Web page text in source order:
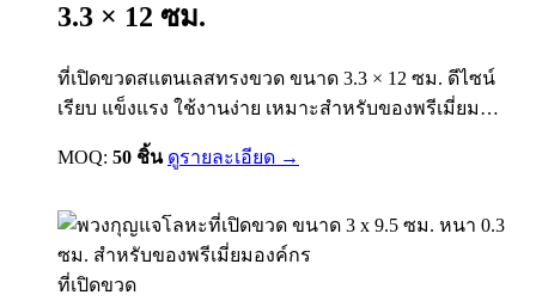
3.3 × 12 ซม.
ที่เปิดขวดสแตนเลสทรงขวด ขนาด 3.3 × 12 ซม. ดีไซน์
เรียบ แข็งแรง ใช้งานง่าย เหมาะสำหรับของพรีเมี่ยม
องค์กร ของแจกแบรนด์ ร้านอาหาร คาเฟ่ งานอีเวนต์
และของที่ระลึก
MOQ: 50 ชิ้น ดูรายละเอียด →
ที่เปิดขวด